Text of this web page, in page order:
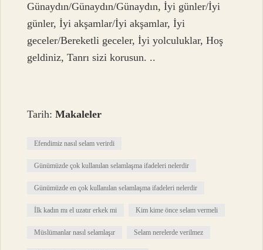
Günaydın/Günaydın/Günaydın, İyi günler/İyi
günler, İyi akşamlar/İyi akşamlar, İyi
geceler/Bereketli geceler, İyi yolculuklar, Hoş
geldiniz, Tanrı sizi korusun. ..
Tarih:Makaleler
Efendimiz nasıl selam verirdi
Günümüzde çok kullanılan selamlaşma ifadeleri nelerdir
Günümüzde en çok kullanılan selamlaşma ifadeleri nelerdir
İlk kadın mı el uzatır erkek mi Kim kime önce selam vermeli
Müslümanlar nasıl selamlaşır Selam nerelerde verilmez